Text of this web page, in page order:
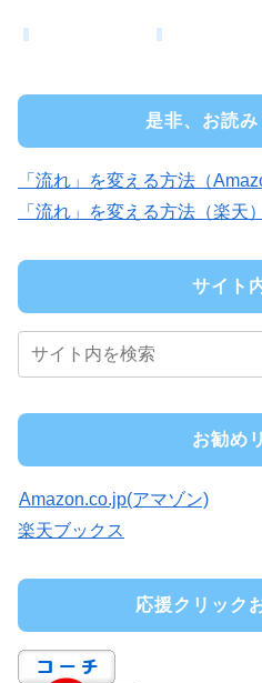
是非、お読み
「流れ」を変える方法（
「流れ」を変える方法（楽天）
サイト
お勧め
Amazon.co.jp(アマゾン)
楽天ブックス
応援クリック